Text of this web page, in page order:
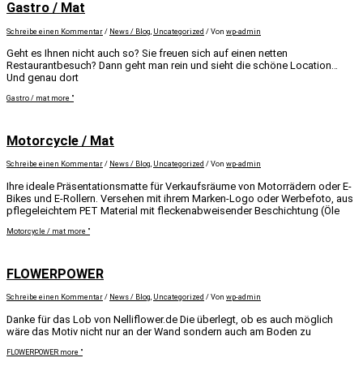
Gastro / Mat
Schreibe einen Kommentar / News / Blog Uncategorized / Von wp-admin
Geht es Ihnen nicht auch so? Sie freuen sich auf einen netten
Restaurantbesuch? Dann geht man rein und sieht die schöne Location…
Und genau dort
Gastro / mat more "
Motorcycle / Mat
Schreibe einen Kommentar / News / Blog, Uncategorized / Von wp-admin
Ihre ideale Präsentationsmatte für Verkaufsräume von Motorrädern oder E-
Bikes und E-Rollern. Versehen mit ihrem Marken-Logo oder Werbefoto, aus
pflegeleichtem PET Material mit fleckenabweisender Beschichtung (Öle
Motorcycle / mat more "
FLOWERPOWER
Schreibe einen Kommentar / News / Blog, Uncategorized / Von wp-admin
Danke für das Lob von Nelliflower.de Die überlegt, ob es auch möglich
wäre das Motiv nicht nur an der Wand sondern auch am Boden zu
FLOWERPOWER more "